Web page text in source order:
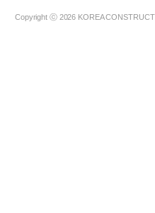
Copyright ⓒ 2026 KOREA